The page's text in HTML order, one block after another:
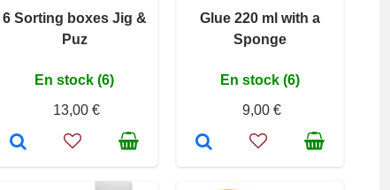
6 Sorting boxes Jig &
Puz
En stock (6)
13,00 €
Glue 220 ml with a
Sponge
En stock (6)
9,00 €